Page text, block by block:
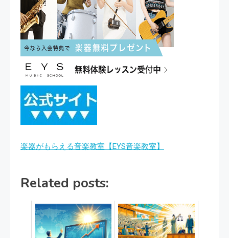
楽器がもらえる音楽教室【EYS音楽教室】
Related posts: